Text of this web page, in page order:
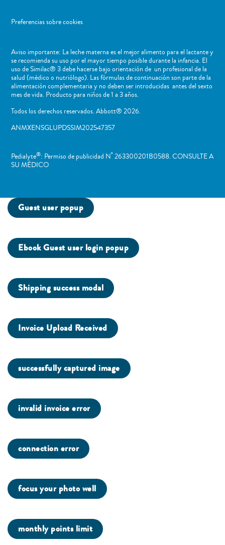
Preferencias sobre cookies
Aviso importante: La leche materna es el mejor alimento para el lactante y
se recomienda su uso por el mayor tiempo posible durante la infancia. El
uso de Similac® 3 debe hacerse bajo orientación de un profesional de la
salud (médico o nutriólogo). Las fórmulas de continuación son parte de la
alimentación complementaria y no deben ser introducidas antes del sexto
mes de vida. Producto para niños de 1 a 3 años.
Todos los derechos reservados. Abbott® 2026.
ANMXENSGLUPDSSIM202547357
Pedialyte®: Permiso de publicidad Nº 263300201B0588. CONSULTE A
SU MÉDICO
Guest user popup
Ebook Guest user login popup
Shipping success modal
Invoice Upload Received
successfully captured image
invalid invoice error
connection error
focus your photo well
monthly points limit